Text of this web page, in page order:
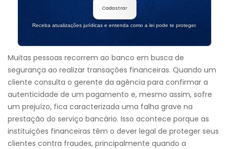
Cadastrar
Receba atualizações jurídicas e entenda como a lei pode te proteger.
Muitas pessoas recorrem ao banco em busca de
segurança ao realizar transações financeiras. Quando um
cliente consulta o gerente da agência para confirmar a
autenticidade de um pagamento e, mesmo assim, sofre
um prejuízo, fica caracterizada uma falha grave na
prestação do serviço bancário. Isso acontece porque as
instituições financeiras têm o dever legal de proteger seus
clientes contra fraudes, principalmente quando a